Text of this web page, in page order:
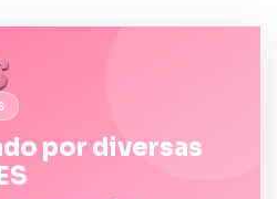
por diversas